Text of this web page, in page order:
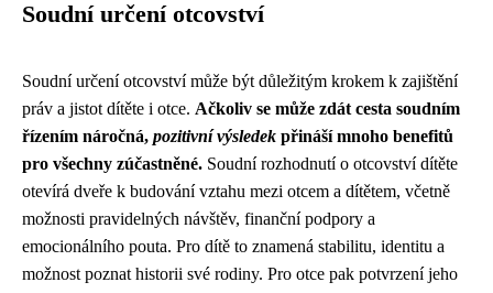
Soudní určení otcovství
Soudní určení otcovství může být důležitým krokem k zajištění
práv a jistot dítěte i otce. Ačkoliv se může zdát cesta soudním
řízením náročná, pozitivní výsledek přináší mnoho benefitů
pro všechny zúčastněné. Soudní rozhodnutí o otcovství dítěte
otevírá dveře k budování vztahu mezi otcem a dítětem, včetně
možnosti pravidelných návštěv, finanční podpory a
emocionálního pouta. Pro dítě to znamená stabilitu, identitu a
možnost poznat historii své rodiny. Pro otce pak potvrzení jeho